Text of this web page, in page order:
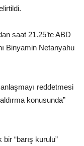
saat 21.25’te ABD
Binyamin Netanyahu
reddetmesi
konusunda”
“barış kurulu”